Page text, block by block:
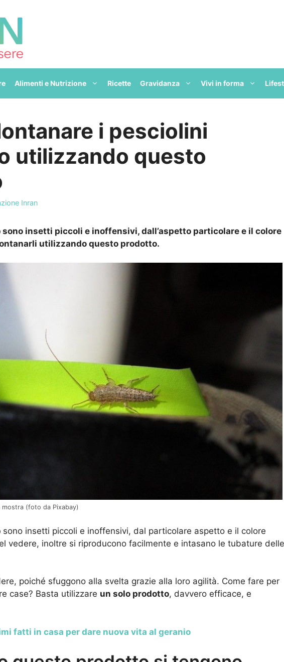
Alimenti e Nutrizione Ricette Gravidanza Vivi in forma
i pesciolini
utilizzando questo
Inran
sono insetti piccoli e inoffensivi, dall’aspetto particolare e il colore
utilizzando questo prodotto.
mostra (foto da Pixabay)
sono insetti piccoli e inoffensivi, dal particolare aspetto e il colore
vedere, inoltre si riproducono facilmente e intasano le tubature delle
poiché sfuggono alla svelta grazie alla loro agilità. Come fare per
case? Basta utilizzare un solo prodotto, davvero efficace, e
fatti in casa per dare nuova vita al geranio